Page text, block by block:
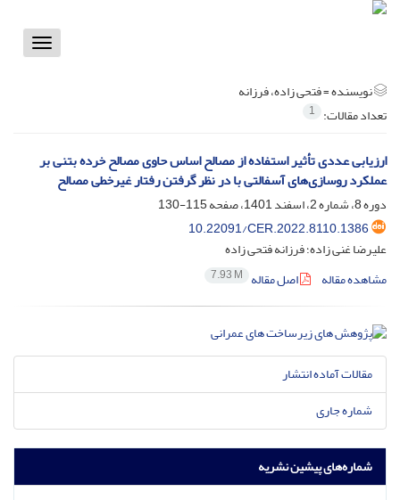
Toggle
نویسنده =فتحی زاده، فرزانه
تعداد مقالات: 1
ارزیابی عددی تأثیر استفاده از مصالح اساس حاوی مصالح خرده بتنی بر
عملکرد روسازی‌های آسفالتی با در نظر گرفتن رفتار غیرخطی مصالح
دوره 8، شماره 2، اسفند 1401، صفحه
115-130
10.22091/CER.2022.8110.1386
علیرضا غنی زاده؛ فرزانه فتحی زاده
مشاهده مقاله
اصل مقاله 7.93 M
مقالات آماده انتشار
شماره جاری
شماره‌های پیشین نشریه